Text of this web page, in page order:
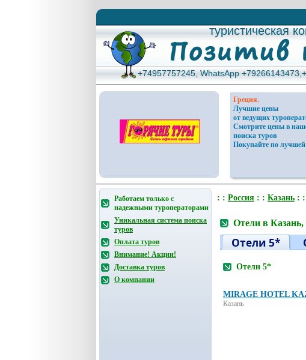
туристическая
туристическая
+74957757245, WhatsApp
+74957757245, WhatsApp
Греция.
Лучшие цены
от ведущих
Смотрите цены в
поиска туров
Покупайте по лучшей
Работаем только с
надежными туроператорами
Уникальная система поиска
туров
Оплата туров
Внимание! Акции!
Доставка туров
О компании
: : Россия : : Казань :
Отели в Казань,
Отели 5*
Отели 5*
MIRAGE HOTEL
Казань